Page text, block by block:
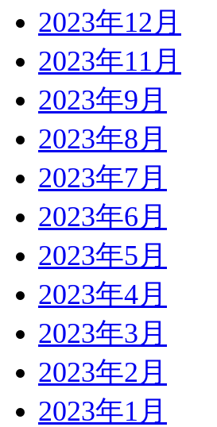
2023年12月
2023年11月
2023年9月
2023年8月
2023年7月
2023年6月
2023年5月
2023年4月
2023年3月
2023年2月
2023年1月